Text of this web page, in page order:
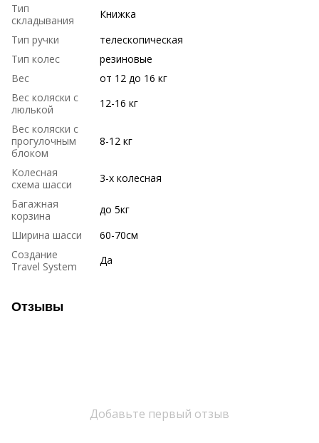
Тип
складывания
Книжка
Тип ручки
телескопическая
Тип колес
резиновые
Вес
от 12 до 16 кг
Вес коляски с
люлькой
12-16 кг
Вес коляски с
прогулочным
блоком
8-12 кг
Колесная
схема шасси
3-х колесная
Багажная
корзина
до 5кг
Ширина шасси
60-70см
Создание
Travel System
Да
Отзывы
Добавьте первый отзыв